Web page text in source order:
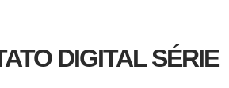
DIGITAL SÉRIE